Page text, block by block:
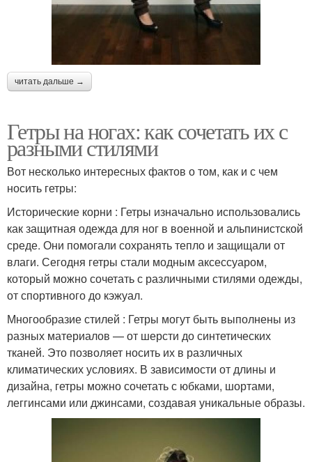
читать дальше →
Гетры на ногах: как сочетать их с
разными стилями
Вот несколько интересных фактов о том, как и с чем
носить гетры:
Исторические корни : Гетры изначально использовались
как защитная одежда для ног в военной и альпинистской
среде. Они помогали сохранять тепло и защищали от
влаги. Сегодня гетры стали модным аксессуаром,
который можно сочетать с различными стилями одежды,
от спортивного до кэжуал.
Многообразие стилей : Гетры могут быть выполнены из
разных материалов — от шерсти до синтетических
тканей. Это позволяет носить их в различных
климатических условиях. В зависимости от длины и
дизайна, гетры можно сочетать с юбками, шортами,
леггинсами или джинсами, создавая уникальные образы.